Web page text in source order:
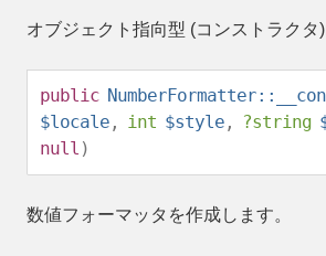
オブジェクト指向型 (コンストラクタ
public
$locale , int $style , ?string
null )
数値フォーマッタを作成します。